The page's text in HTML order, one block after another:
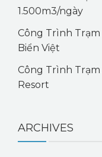
1.500m3/ngày
Công Trình Trạm
Biển Việt
Công Trình Trạm
Resort
ARCHIVES